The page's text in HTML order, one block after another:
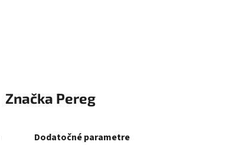
Značka Pereg
Dodatočné parametre